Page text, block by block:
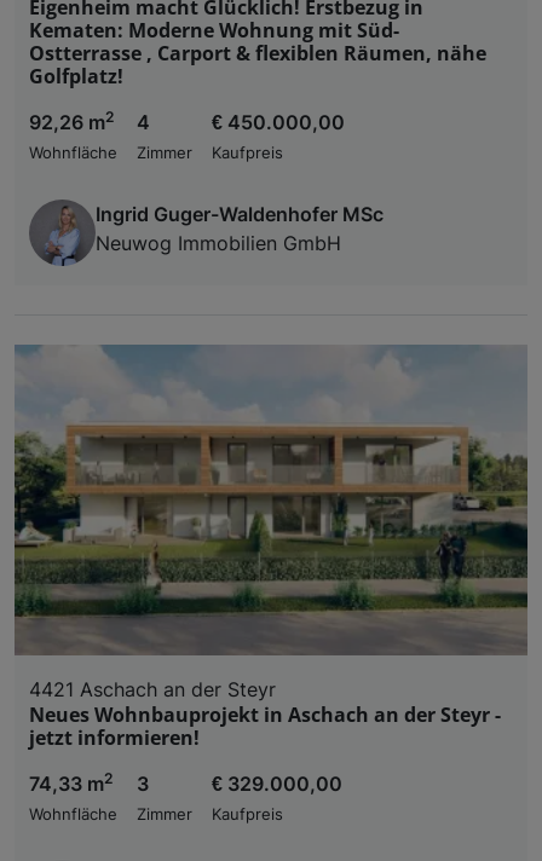
Eigenheim macht Glücklich! Erstbezug in
Kematen: Moderne Wohnung mit Süd-
Ostterrasse , Carport & flexiblen Räumen, nähe
Golfplatz!
92,26 m2
Wohnfläche
4
Zimmer
€ 450.000,00
Kaufpreis
Ingrid Guger-Waldenhofer MSc
Neuwog Immobilien GmbH
4421 Aschach an der Steyr
Neues Wohnbauprojekt in Aschach an der Steyr -
jetzt informieren!
74,33 m2
Wohnfläche
3
Zimmer
€ 329.000,00
Kaufpreis